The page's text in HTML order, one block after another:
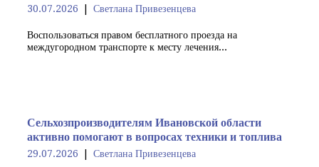
30.07.2026 Светлана Привезенцева
Воспользоваться правом бесплатного проезда на
междугородном транспорте к месту лечения...
Сельхозпроизводителям Ивановской области
активно помогают в вопросах техники и топлива
29.07.2026 Светлана Привезенцева